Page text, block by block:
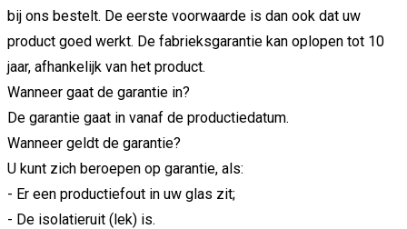
bij ons bestelt. De eerste voorwaarde is dan ook dat uw
product goed werkt. De fabrieksgarantie kan oplopen tot 10
jaar, afhankelijk van het product.
Wanneer gaat de garantie in?
De garantie gaat in vanaf de productiedatum.
Wanneer geldt de garantie?
U kunt zich beroepen op garantie, als:
- Er een productiefout in uw glas zit;
- De isolatieruit (lek) is.